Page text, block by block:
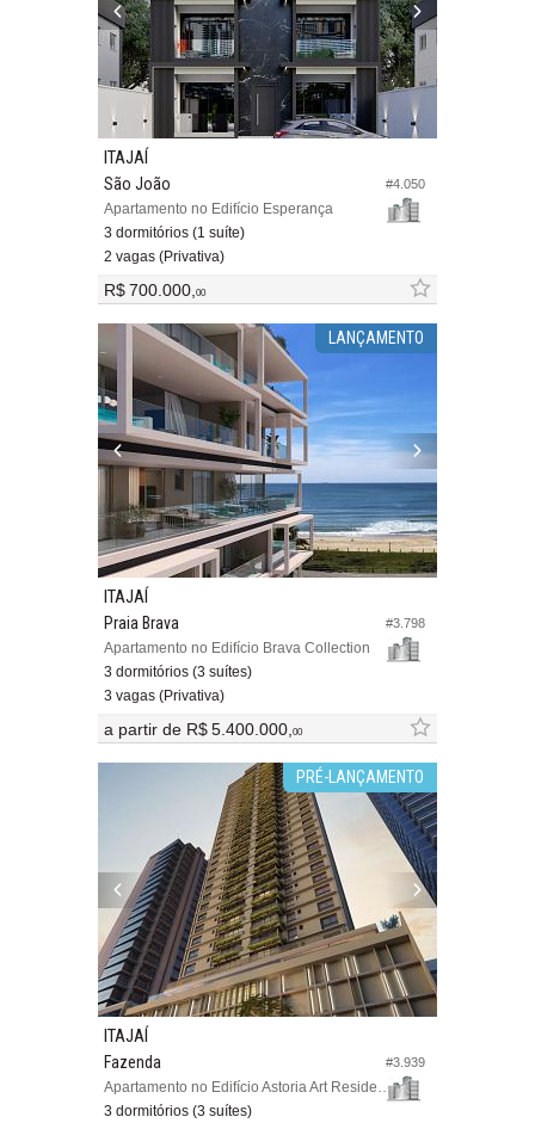
#4.050
ITAJAÍ
São João
Apartamento no Edifício Esperança
3 dormitórios (1 suíte)
2 vagas (Privativa)
R$ 700.000,00
LANÇAMENTO
#3.798
ITAJAÍ
Praia Brava
Apartamento no Edifício Brava Collection
3 dormitórios (3 suítes)
3 vagas (Privativa)
a partir de R$ 5.400.000,00
PRÉ-LANÇAMENTO
#3.939
ITAJAÍ
Fazenda
Apartamento no Edifício Astoria Art Residence
3 dormitórios (3 suítes)